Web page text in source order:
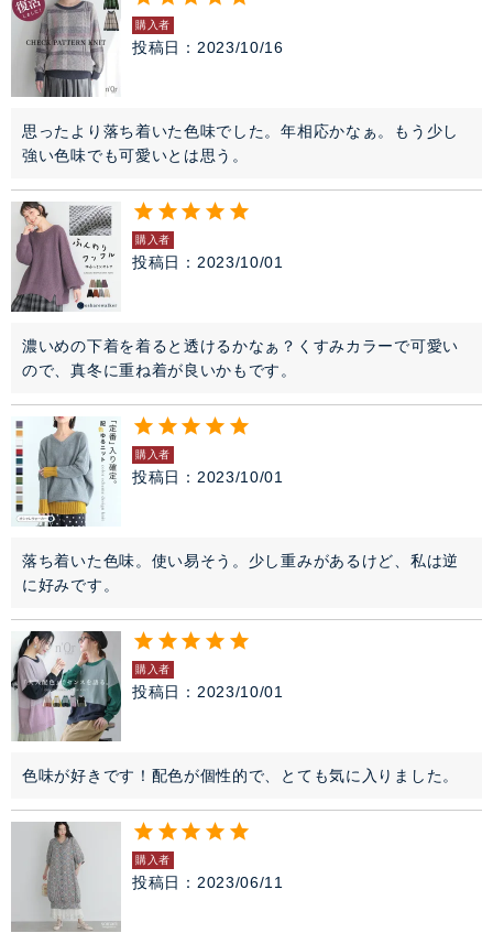
購入者
投稿日 2023/10/16
思ったより落ち着いた色味でした。年相応かなぁ。もう少し
強い色味でも可愛いとは思う。
購入者
投稿日 2023/10/01
濃いめの下着を着ると透けるかなぁ？くすみカラーで可愛い
ので、真冬に重ね着が良いかもです。
購入者
投稿日 2023/10/01
落ち着いた色味。使い易そう。少し重みがあるけど、私は逆
に好みです。
購入者
投稿日 2023/10/01
色味が好きです！配色が個性的で、とても気に入りました。
購入者
投稿日 2023/06/11